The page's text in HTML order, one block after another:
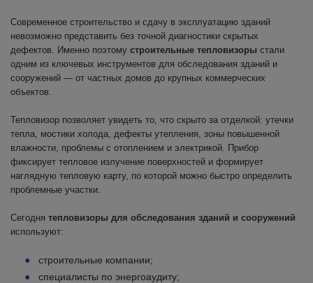
Современное строительство и сдачу в эксплуатацию зданий
невозможно представить без точной диагностики скрытых
дефектов. Именно поэтому строительные тепловизоры стали
одним из ключевых инструментов для обследования зданий и
сооружений — от частных домов до крупных коммерческих
объектов.
Тепловизор позволяет увидеть то, что скрыто за отделкой: утечки
тепла, мостики холода, дефекты утепления, зоны повышенной
влажности, проблемы с отоплением и электрикой. Прибор
фиксирует тепловое излучение поверхностей и формирует
наглядную тепловую карту, по которой можно быстро определить
проблемные участки.
Сегодня тепловизоры для обследования зданий и сооружений
используют:
строительные компании;
специалисты по энергоаудиту;